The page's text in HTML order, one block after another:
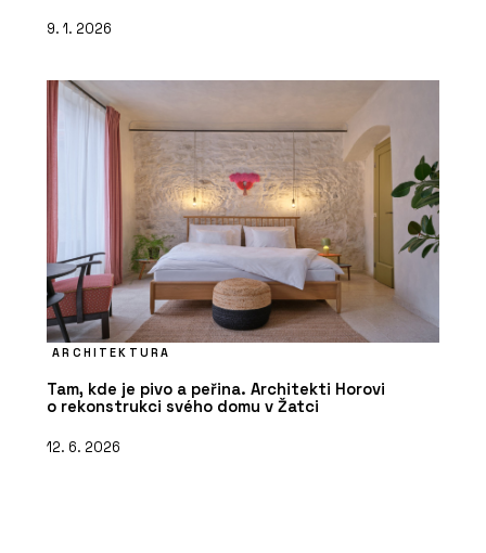
9. 1. 2026
ARCHITEKTURA
Tam, kde je pivo a peřina. Architekti Horovi
o rekonstrukci svého domu v Žatci
12. 6. 2026